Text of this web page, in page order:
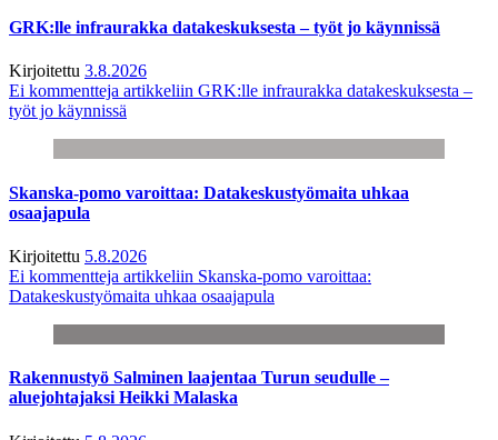
GRK:lle infraurakka datakeskuksesta – työt jo käynnissä
Kirjoitettu 3.8.2026
Ei kommentteja artikkeliin GRK:lle infraurakka datakeskuksesta –
työt jo käynnissä
Skanska-pomo varoittaa: Datakeskustyömaita uhkaa
osaajapula
Kirjoitettu 5.8.2026
Ei kommentteja artikkeliin Skanska-pomo varoittaa:
Datakeskustyömaita uhkaa osaajapula
Rakennustyö Salminen laajentaa Turun seudulle –
aluejohtajaksi Heikki Malaska